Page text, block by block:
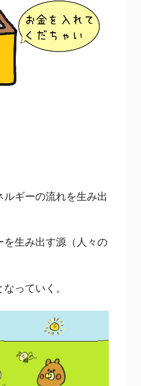
ギーの流れを生み出
生み出す源（人々の
っていく。